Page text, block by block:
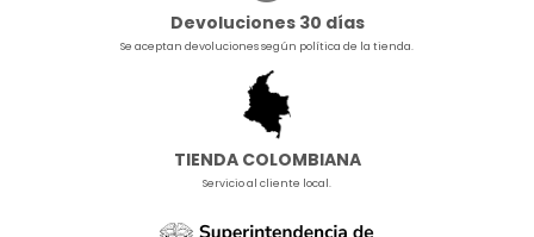
Devoluciones 30 días
Se aceptan devoluciones según política de la tienda.
TIENDA COLOMBIANA
Servicio al cliente local.